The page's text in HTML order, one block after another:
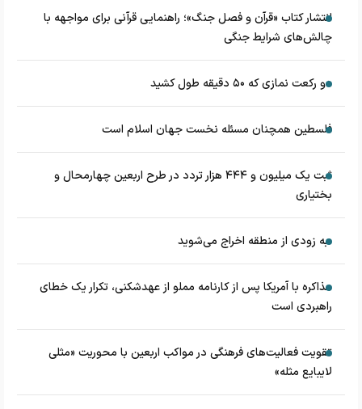
انتشار کتاب «قرآن و فصل جنگ»؛ راهنمایی قرآنی برای مواجهه با
چالش‌های شرایط جنگی
دو رکعت نمازی که ۵۰ دقیقه طول کشید
فلسطین همچنان مسئله نخست جهان اسلام است
ثبت یک میلیون و ۴۴۴ هزار تردد در طرح اربعین چهارمحال و
بختیاری
به زودی از منطقه اخراج می‌شوید
مذاکره با آمریکا پس از کارنامه مملو از عهدشکنی، تکرار یک خطای
راهبردی است
تقویت فعالیت‌های فرهنگی در مواکب اربعین با محوریت «مثلی
لایبایع مثله»